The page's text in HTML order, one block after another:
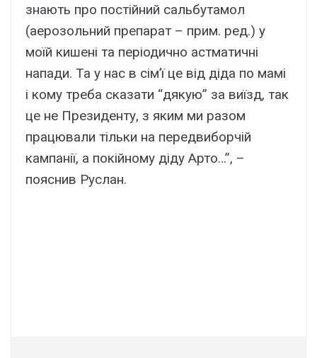
знають про постійний сальбутамол
(аерозольний препарат – прим. ред.) у
моїй кишені та періодично астматичні
напади. Та у нас в сім’ї це від діда по мамі
і кому треба сказати “дякую” за виїзд, так
це не Президенту, з яким ми разом
працювали тільки на передвиборчій
кампанії, а покійному діду Арто…”, –
пояснив Руслан.